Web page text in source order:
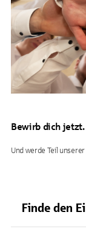
Bewirb dich jetzt.
Und werde Teil
Finde den